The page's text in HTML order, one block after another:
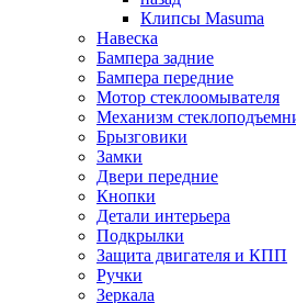
Клипсы Masuma
Навеска
Бампера задние
Бампера передние
Мотор стеклоомывателя
Механизм
Брызговики
Замки
Двери передние
Кнопки
Детали интерьера
Подкрылки
Защита двигателя и КПП
Ручки
Зеркала